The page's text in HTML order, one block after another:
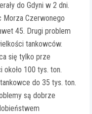
do Gdyni w 2 dni.
Morza Czerwonego
45. Drugi problem
tankowców.
się tylko prze
100 tys. ton.
do 35 tys. ton.
są dobrze